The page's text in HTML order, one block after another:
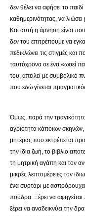
δεν θέλει να αφήσει το
καθημερινότητας, να
Και αυτή η άρνηση είναι
δεν του επιτρέπουμε να
πεδικλώνει τις στιγμές
ταυτόχρονα σε ένα «ωσεί
του, απειλεί με συμβολικό
που εδώ γίνεται
Όμως, παρά την
αγριότητα κάποιων
μητέρας που εκτρέπεται
την ίδια ζωή, το βιβλίο
τη μητρική αγάπη και τον
μικρές λεπτομέρειες τον
ένα συρτάρι με
πούδρα. Ξέρει να
ξέρει να αναδεικνύει την